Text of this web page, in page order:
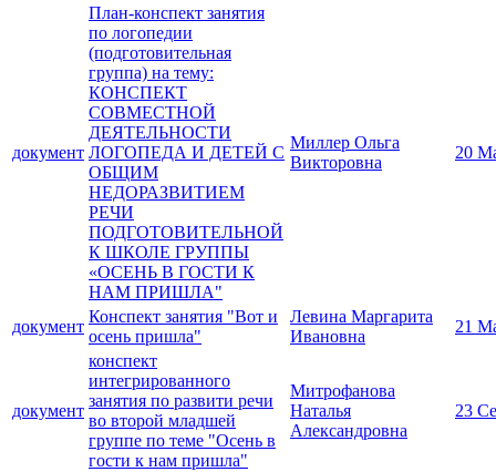
документ
План-конспект занятия
по логопедии
(подготовительная
группа) на тему:
КОНСПЕКТ
СОВМЕСТНОЙ
ДЕЯТЕЛЬНОСТИ
ЛОГОПЕДА И ДЕТЕЙ С
ОБЩИМ
НЕДОРАЗВИТИЕМ
РЕЧИ
ПОДГОТОВИТЕЛЬНОЙ
К ШКОЛЕ ГРУППЫ
«ОСЕНЬ В ГОСТИ К
НАМ ПРИШЛА"
Миллер Ольга
Викторовна
20
документ
Конспект занятия "Вот и
осень пришла"
Левина Маргарита
Ивановна
21
документ
конспект
интегрированного
занятия по развити речи
во второй младшей
группе по теме "Осень в
гости к нам пришла"
Митрофанова
Наталья
Александровна
23